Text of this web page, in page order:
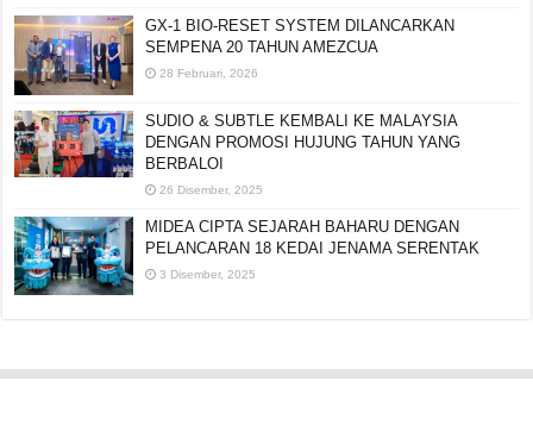
GX-1 BIO-RESET SYSTEM DILANCARKAN
SEMPENA 20 TAHUN AMEZCUA
28 Februari, 2026
SUDIO & SUBTLE KEMBALI KE MALAYSIA
DENGAN PROMOSI HUJUNG TAHUN YANG
BERBALOI
26 Disember, 2025
MIDEA CIPTA SEJARAH BAHARU DENGAN
PELANCARAN 18 KEDAI JENAMA SERENTAK
3 Disember, 2025